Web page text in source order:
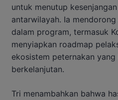
untuk menutup
antarwilayah. Ia
dalam program, termasuk
menyiapkan roadmap
ekosistem peternakan
berkelanjutan.
Tri menambahkan bahwa